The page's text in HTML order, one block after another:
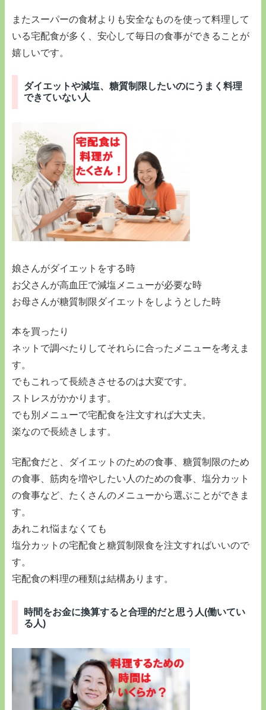
またスーパーの食材よりも安全なものを使って料理して
いる宅配食が多く、安心して毎日の食事ができることが
嬉しいです。
ダイエットや減塩、糖質制限したいのにうまく料理
できていない人
娘さんがダイエットをする時
お父さんが高血圧で減塩メニューが必要な時
お母さんが糖質制限ダイエットをしようとした時
本を買ったり
ネットで調べたりしてそれらに合ったメニューを考えま
す。
でもこれって長続きさせるのは大変です。
ストレスがかかります。
でも別メニューで宅配食を注文すれば大丈夫。
楽なので長続きします。
宅配食だと、ダイエットのための食事、糖質制限のため
の食事、筋肉を増やしたい人のための食事、塩分カット
の食事など、たくさんのメニューから選ぶことができま
す。
あれこれ悩まなくても
塩分カットの宅配食と糖質制限食を注文すればいいので
す。
宅配食の料理の種類は結構あります。
時間をお金に換算すると合理的だと思う人(働いてい
る人)